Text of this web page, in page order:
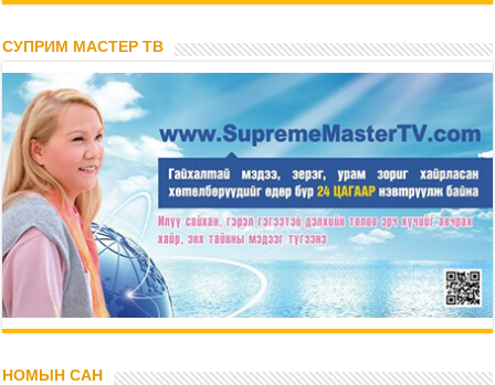
СУПРИМ МАСТЕР ТВ
НОМЫН САН